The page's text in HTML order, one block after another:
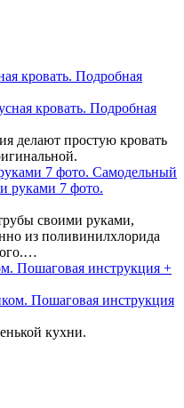
кровать. Подробная
делают простую кровать
7 фото. Самодельный
своими руками,
из поливинилхлорида
Пошаговая инструкция +
кухни.